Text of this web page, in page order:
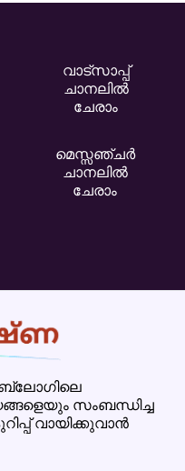
വാട്സാപ്പ്
ചാനലിൽ
ചേരാം
മെസ്സഞ്ചർ
ചാനലിൽ
ചേരാം
സംബന്ധിച്ച
വായിക്കുവാൻ